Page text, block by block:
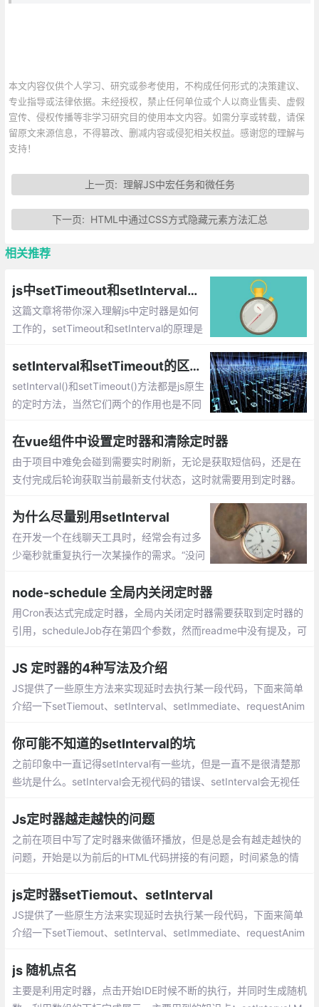
本文内容仅供个人学习、研究或参考使用，不构成任何形式的决策建议、
专业指导或法律依据。未经授权，禁止任何单位或个人以商业售卖、虚假
宣传、侵权传播等非学习研究目的使用本文内容。如需分享或转载，请保
留原文来源信息，不得篡改、删减内容或侵犯相关权益。感谢您的理解与
支持！
上一页:理解JS中宏任务和微任务
下一页: HTML中通过CSS方式隐藏元素方法汇总
相关推荐
js中setTimeout和setInterval的深入理解：它们之间的区别，原理，“异步“等
这篇文章将带你深入理解js中定时器是如何
工作的，setTimeout和setInterval的原理是
setInterval和setTimeout的区别以及setInterval越来越快问题的解决方法
setInterval()和setTimeout()方法都是js原生
的定时方法，当然它们两个的作用也是不同
发现了setInterval()非常令人抓狂的问题，
那就是用setInterval()做的定时滚动会随着
浏览器页面切换变得无法控制！为什么会说
在vue组件中设置定时器和清除定时器
由于项目中难免会碰到需要实时刷新，无论是获取短信码，还是在
支付完成后轮询获取当前最新支付状态，这时就需要用到定时器。
用卡死的情况
为什么尽量别用setInterval
在开发一个在线聊天工具时，经常会有过多
少毫秒就重复执行一次某操作的需求。“没问
得这个点子很糟糕。
node-schedule 全局内关闭定时器
用Cron表达式完成定时器，全局内关闭定时器需要获取到定时器的
引用，scheduleJob存在第四个参数，然而readme中没有提及，可
JS 定时器的4种写法及介绍
JS提供了一些原生方法来实现延时去执行某一段代码，下面来简单
介绍一下setTiemout、setInterval、setImmediate、requestAnim
一次函数或代码段
你可能不知道的setInterval的坑
之前印象中一直记得setInterval有一些坑，但是一直不是很清楚那
些坑是什么。setInterval会无视代码的错误、setInterval会无视任
Js定时器越走越快的问题
之前在项目中写了定时器来做循环播放，但是总是会有越走越快的
问题，开始是以为前后的HTML代码拼接的有问题，时间紧急的情
这里记录一下。
js定时器setTiemout、setInterval
JS提供了一些原生方法来实现延时去执行某一段代码，下面来简单
介绍一下setTiemout、setInterval、setImmediate、requestAnim
码，下面来简单介绍一下。
js 随机点名
主要是利用定时器，点击开始IDE时候不断的执行，并同时生成随机